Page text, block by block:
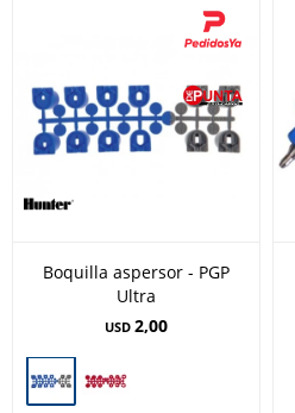
Boquilla aspersor - PGP
Ultra
USD 2,00